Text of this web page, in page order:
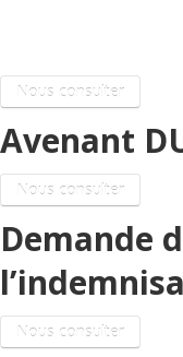
Nous consulter
Avenant
Nous consulter
Demande
Nous consulter